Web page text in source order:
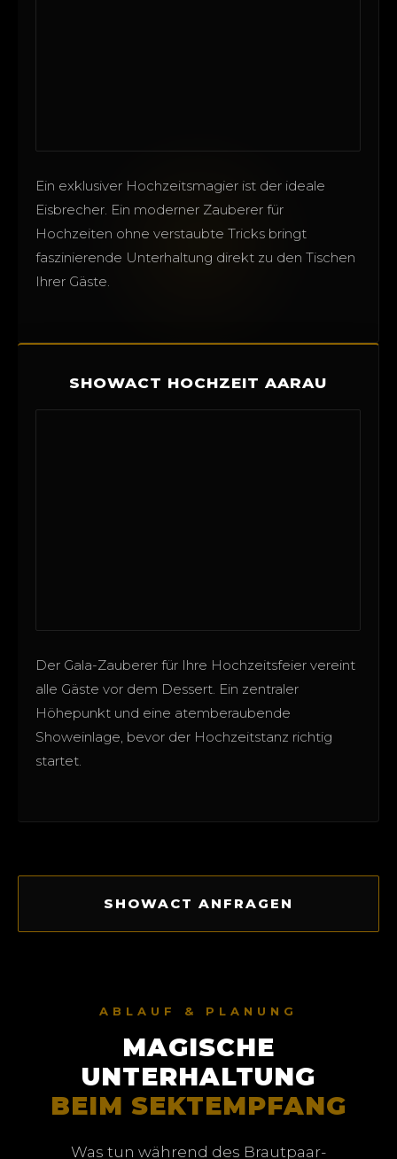
Ein exklusiver Hochzeitsmagier ist der ideale
Eisbrecher. Ein moderner Zauberer für
Hochzeiten ohne verstaubte Tricks bringt
faszinierende Unterhaltung direkt zu den Tischen
Ihrer Gäste.
SHOWACT HOCHZEIT AARAU
Der Gala-Zauberer für Ihre Hochzeitsfeier vereint
alle Gäste vor dem Dessert. Ein zentraler
Höhepunkt und eine atemberaubende
Showeinlage, bevor der Hochzeitstanz richtig
startet.
SHOWACT ANFRAGEN
ABLAUF & PLANUNG
MAGISCHE
UNTERHALTUNG
BEIM SEKTEMPFANG
Was tun während des Brautpaar-